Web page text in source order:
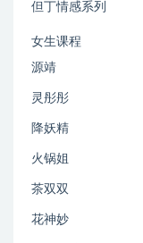
但丁情感系列
女生课程
源靖
灵彤彤
降妖精
火锅姐
茶双双
花神妙